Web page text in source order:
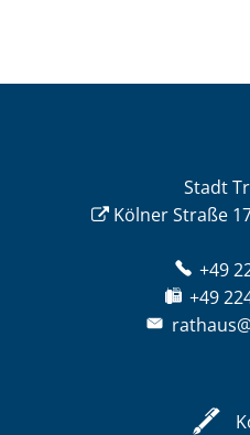
Stadt
Kölner Straße
+49
+49